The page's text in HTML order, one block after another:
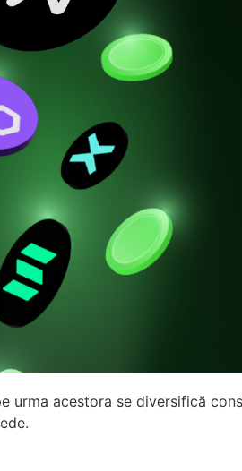
urma acestora se diversifică